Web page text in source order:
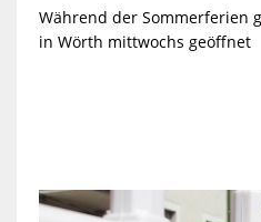
Während der Sommerferien
in Wörth mittwochs geöffnet